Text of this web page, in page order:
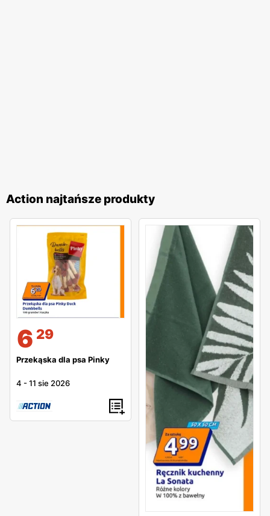
Action najtańsze produkty
6 29
Przekąska dla psa Pinky
4 -11 sie 2026